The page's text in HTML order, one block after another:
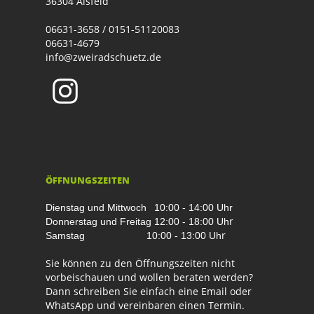
06631-3658 / 0151-51120083
06631-4679
info@zweiradschuetz.de
ÖFFNUNGSZEITEN
Dienstag und Mittwoch
10:00 - 14:00 Uhr
Donnerstag und Freitag 12:00 - 18:00 Uhr
Samstag 10:00 - 13:00 Uhr
Sie können zu den Öffnungszeiten nicht
vorbeischauen und wollen beraten werden?
Dann schreiben Sie einfach eine Email oder
WhatsApp und vereinbaren einen Termin.